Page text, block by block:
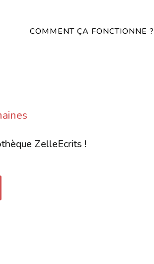
COMMENT ÇA FONCTIONNE ?
ZelleEcrits !